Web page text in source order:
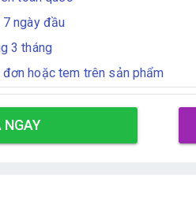
ngày đầu
3 tháng
đơn hoặc tem trên sản phẩm
NGAY